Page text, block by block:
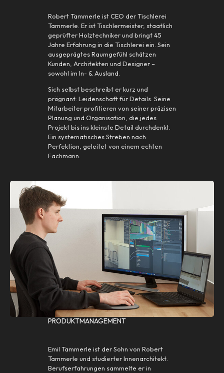
Robert Tammerle ist CEO der Tischlerei
Tammerle. Er ist Tischlermeister, staatlich
geprüfter Holztechniker und bringt 45
Jahre Erfahrung in die Tischlerei ein. Sein
ausgeprägtes Raumgefühl schätzen
Kunden, Architekten und Designer –
sowohl im In- & Ausland.
Sich selbst beschreibt er kurz und
prägnant: Leidenschaft für Details. Seine
Mitarbeiter profitieren von seiner präzisen
Planung und Organisation, die jedes
Projekt bis ins kleinste Detail durchdenkt.
Ein systematisches Streben nach
Perfektion, geleitet von einem echten
Fachmann.
PRODUKTMANAGEMENT
Emil Tammerle ist der Sohn von Robert
Tammerle und studierter Innenarchitekt.
Berufserfahrungen sammelte er in